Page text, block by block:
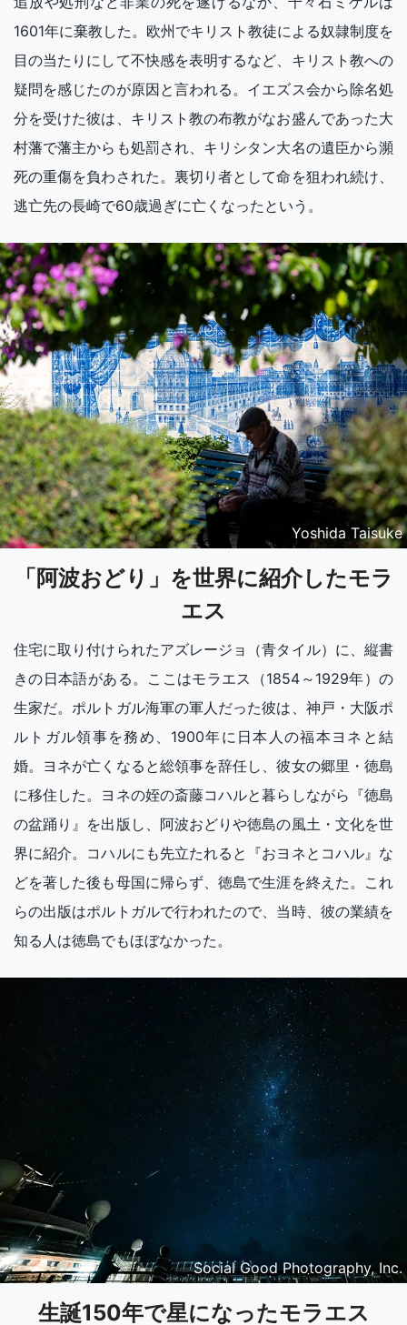
1601年に棄教した。欧州でキリスト教徒による奴隷制度を
目の当たりにして不快感を表明するなど、キリスト教への
疑問を感じたのが原因と言われる。イエズス会から除名処
分を受けた彼は、キリスト教の布教がなお盛んであった大
村藩で藩主からも処罰され、キリシタン大名の遺臣から瀕
死の重傷を負わされた。裏切り者として命を狙われ続け、
逃亡先の長崎で60歳過ぎに亡くなったという。
Yoshida Taisuke
「阿波おどり」を世界に紹介したモラ
エス
住宅に取り付けられたアズレージョ（青タイル）に、縦書
きの日本語がある。ここはモラエス（1854～1929年）の
生家だ。ポルトガル海軍の軍人だった彼は、神戸・大阪ポ
ルトガル領事を務め、1900年に日本人の福本ヨネと結
婚。ヨネが亡くなると総領事を辞任し、彼女の郷里・徳島
に移住した。ヨネの姪の斎藤コハルと暮らしながら『徳島
の盆踊り』を出版し、阿波おどりや徳島の風土・文化を世
界に紹介。コハルにも先立たれると『おヨネとコハル』な
どを著した後も母国に帰らず、徳島で生涯を終えた。これ
らの出版はポルトガルで行われたので、当時、彼の業績を
知る人は徳島でもほぼなかった。
Social Good Photography, Inc.
生誕150年で星になったモラエス